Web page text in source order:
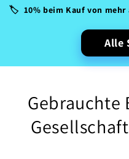
🏷️ 10% beim Kauf von mehr
Alle
Gebrauchte